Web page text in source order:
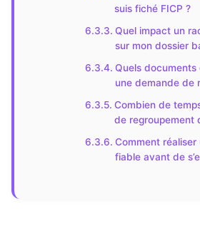
suis fiché FICP ?
Quel impact un
sur mon dossier
Quels
une demande de
Combien de
de regroupement
Comment réaliser
fiable avant de